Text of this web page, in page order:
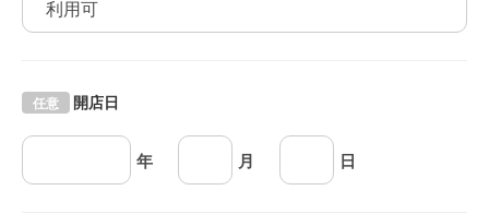
利用可
開店日
任意
年 月 日